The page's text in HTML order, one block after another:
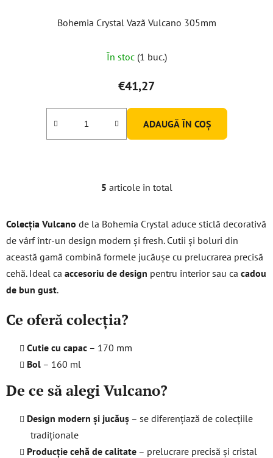
Bohemia Crystal Vazã Vulcano 305mm
În stoc (1 buc.)
€41,27
ADAUGĂ ÎN COŞ
C
n
t
r
o
l
i
o
5 articole în total
Colecția Vulcano de la Bohemia Crystal aduce sticlă decorativă
de vârf într-un design modern și fresh. Cutii și boluri din
această gamă combină formele jucăușe cu prelucrarea precisă
cehă. Ideal ca accesoriu de design pentru interior sau ca cadou
de bun gust.
Ce oferă colecția?
Cutie cu capac – 170 mm
Bol – 160 ml
De ce să alegi Vulcano?
Design modern și jucăuș – se diferențiază de colecțiile
tradiționale
Producție cehă de calitate – prelucrare precisă și cristal